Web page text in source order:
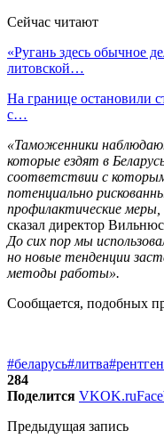
Сейчас читают
«Ругань здесь обычное
литовской…
На границе остановили
с…
«Таможенники
которые ездят в
соответствии с
потенциально
профилактические меры,
сказал директор
До сих пор мы
но новые тенденции
методы работы».
Сообщается, подобных
#беларусь#литва#рентген
284
Поделится VKOK.ru
Предыдущая запись